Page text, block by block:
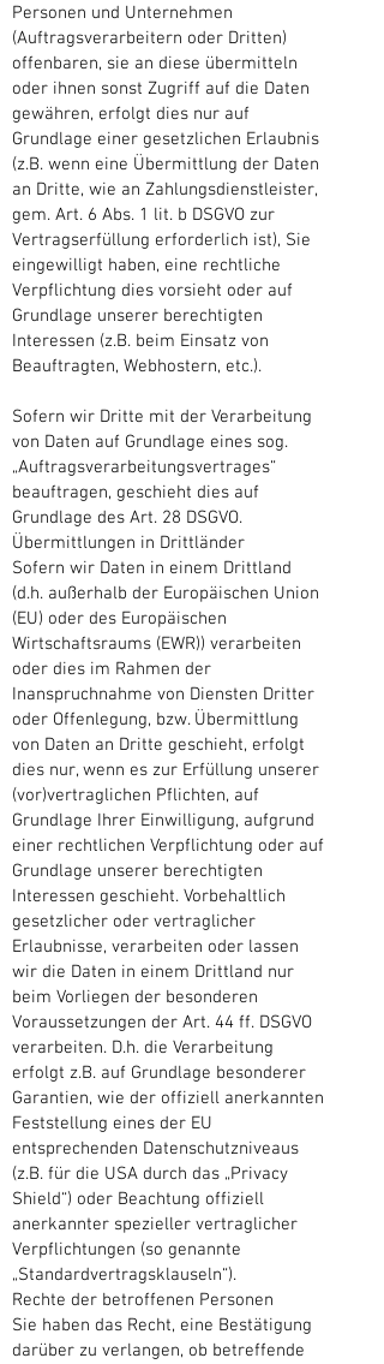
Personen und Unternehmen
(Auftragsverarbeitern oder Dritten)
offenbaren, sie an diese übermitteln
oder ihnen sonst Zugriff auf die Daten
gewähren, erfolgt dies nur auf
Grundlage einer gesetzlichen Erlaubnis
(z.B. wenn eine Übermittlung der Daten
an Dritte, wie an Zahlungsdienstleister,
gem. Art. 6 Abs. 1 lit. b DSGVO zur
Vertragserfüllung erforderlich ist), Sie
eingewilligt haben, eine rechtliche
Verpflichtung dies vorsieht oder auf
Grundlage unserer berechtigten
Interessen (z.B. beim Einsatz von
Beauftragten, Webhostern, etc.).
Sofern wir Dritte mit der Verarbeitung
von Daten auf Grundlage eines sog.
„Auftragsverarbeitungsvertrages“
beauftragen, geschieht dies auf
Grundlage des Art. 28 DSGVO.
Übermittlungen in Drittländer
Sofern wir Daten in einem Drittland
(d.h. außerhalb der Europäischen Union
(EU) oder des Europäischen
Wirtschaftsraums (EWR)) verarbeiten
oder dies im Rahmen der
Inanspruchnahme von Diensten Dritter
oder Offenlegung, bzw. Übermittlung
von Daten an Dritte geschieht, erfolgt
dies nur, wenn es zur Erfüllung unserer
(vor)vertraglichen Pflichten, auf
Grundlage Ihrer Einwilligung, aufgrund
einer rechtlichen Verpflichtung oder auf
Grundlage unserer berechtigten
Interessen geschieht. Vorbehaltlich
gesetzlicher oder vertraglicher
Erlaubnisse, verarbeiten oder lassen
wir die Daten in einem Drittland nur
beim Vorliegen der besonderen
Voraussetzungen der Art. 44 ff. DSGVO
verarbeiten. D.h. die Verarbeitung
erfolgt z.B. auf Grundlage besonderer
Garantien, wie der offiziell anerkannten
Feststellung eines der EU
entsprechenden Datenschutzniveaus
(z.B. für die USA durch das „Privacy
Shield“) oder Beachtung offiziell
anerkannter spezieller vertraglicher
Verpflichtungen (so genannte
„Standardvertragsklauseln“).
Rechte der betroffenen Personen
Sie haben das Recht, eine Bestätigung
darüber zu verlangen, ob betreffende